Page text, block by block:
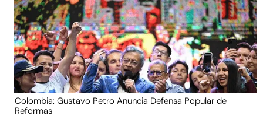
Colombia: Gustavo Petro Anuncia Defensa Popular de
Reformas